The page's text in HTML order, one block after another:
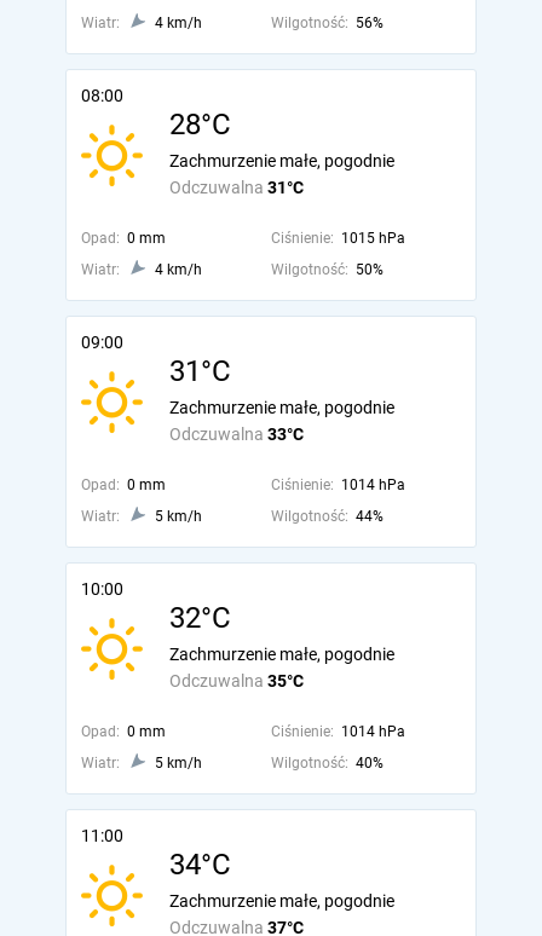
Wiatr: 4 km/h Wilgotność: 56%
08:00
28°C
Odczuwalna 31°C
Zachmurzenie małe, pogodnie
Opad: 0 mm Ciśnienie: 1015 hPa
Wiatr:
4 km/h Wilgotność: 50%
09:00
31°C
Odczuwalna 33°C
Zachmurzenie małe, pogodnie
Opad: 0 mm Ciśnienie: 1014 hPa
Wiatr:
5 km/h Wilgotność: 44%
10:00
32°C
Odczuwalna 35°C
Zachmurzenie małe, pogodnie
Opad: 0 mm Ciśnienie: 1014 hPa
Wiatr:
5 km/h Wilgotność: 40%
11:00
34°C
Odczuwalna 37°C
Zachmurzenie małe, pogodnie